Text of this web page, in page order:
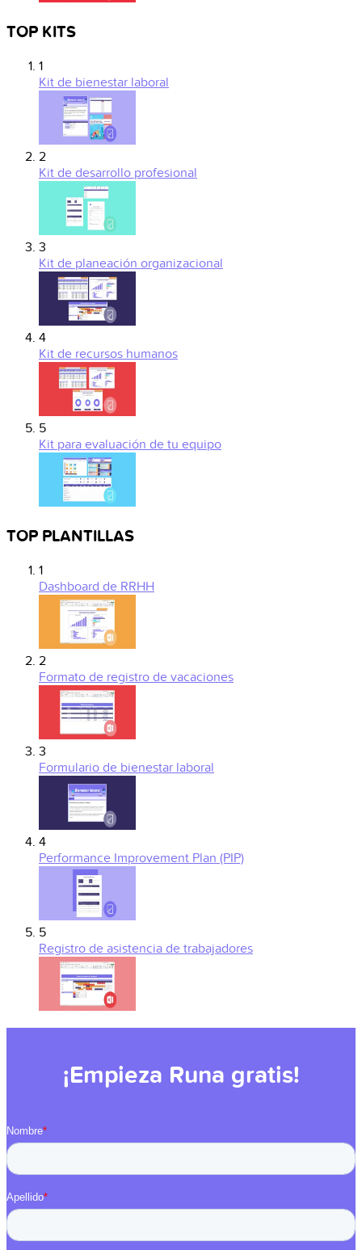
TOP KITS
1
Kit de bienestar laboral
2
Kit de desarrollo profesional
3
Kit de planeación organizacional
4
Kit de recursos humanos
5
Kit para evaluación de tu equipo
TOP PLANTILLAS
1
Dashboard de RRHH
2
Formato de registro de vacaciones
3
Formulario de bienestar laboral
4
Performance Improvement Plan (PIP)
5
Registro de asistencia de trabajadores
¡Empieza Runa gratis!